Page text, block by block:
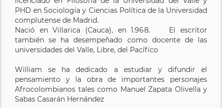
PHD en Sociología y Ciencias Política de la Universidad
complutense de Madrid.
Nació en Villarica (Cauca), en 1.968. El escritor
también se ha desempeñado como docente de las
universidades del Valle, Libre, del Pacífico
William se ha dedicado a estudiar y difundir el
pensamiento y la obra de importantes personajes
Afrocolombianos tales como Manuel Zapata Olivella y
Sabas Casarán Hernández